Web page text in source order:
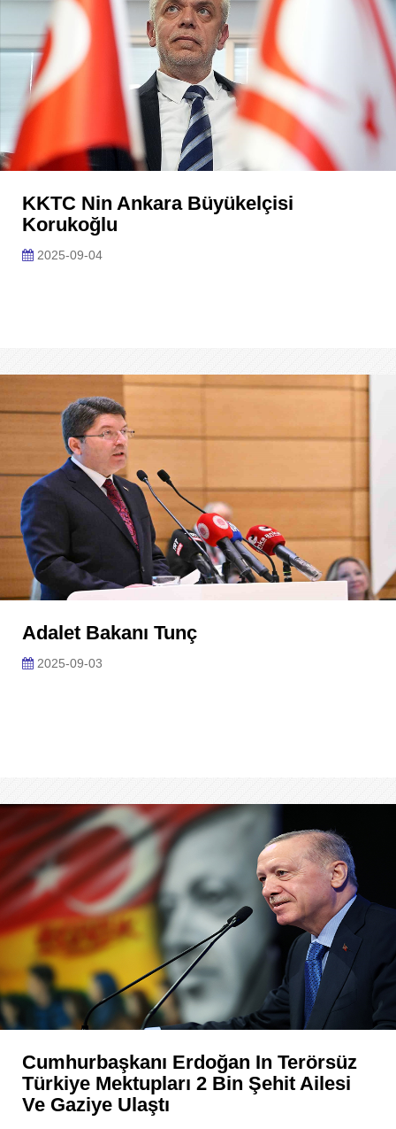
KKTC Nin Ankara Büyükelçisi
Korukoğlu
2025-09-04
Adalet Bakanı Tunç
2025-09-03
Cumhurbaşkanı Erdoğan In Terörsüz
Türkiye Mektupları 2 Bin Şehit Ailesi
Ve Gaziye Ulaştı